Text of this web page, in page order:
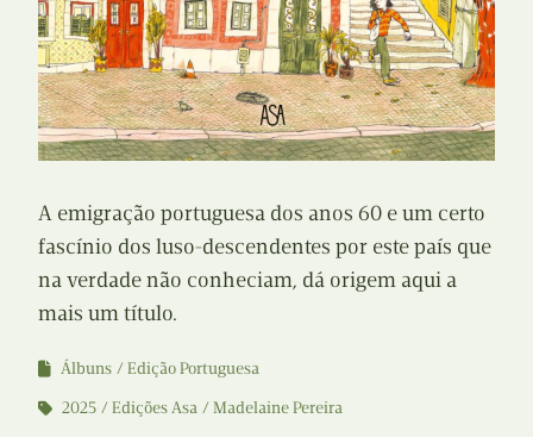
A emigração portuguesa dos anos 60 e um certo
fascínio dos luso-descendentes por este país que
na verdade não conheciam, dá origem aqui a
mais um título.
Álbuns
Edição Portuguesa
2025
Edições Asa Madelaine Pereira